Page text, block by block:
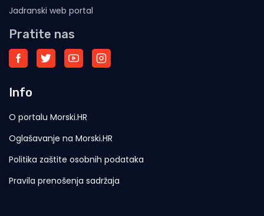
Jadranski web portal
Pratite nas
Info
O portalu Morski.HR
Oglašavanje na Morski.HR
Politika zaštite osobnih podataka
Pravila prenošenja sadržaja